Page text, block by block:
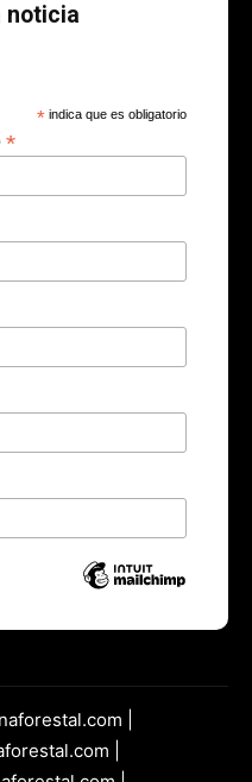
noticia
* indica que es obligatorio
*
|
|